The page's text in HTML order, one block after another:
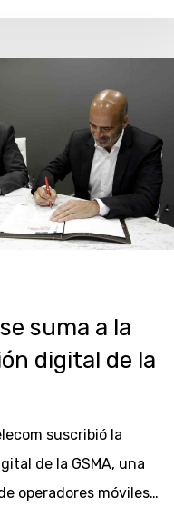
suma a la
digital de la
suscribió la
de la GSMA, una
operadores móviles…